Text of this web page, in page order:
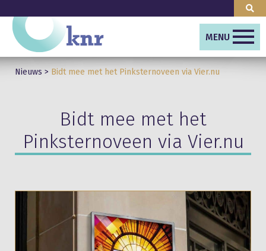
MENU
Nieuws > Bidt mee met het Pinksternoveen via Vier.nu
Bidt mee met het
Pinksternoveen via Vier.nu